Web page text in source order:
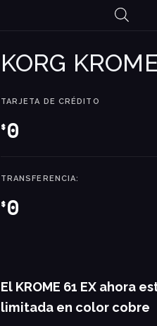
KORG
$0
TARJETA DE CRÉDITO
$0
TRANSFERENCIA:
El KROME 61 EX ahora
limitada en color cobre